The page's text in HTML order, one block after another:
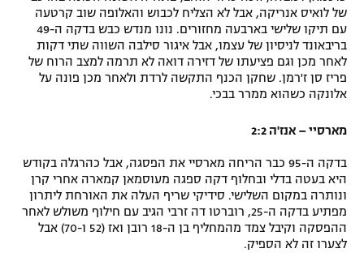
מדיניות פרטיות
תקנון פעילות ספורט 1
רשיון להקרנה פומבית לבית עסק
הצטרפות לחבילת הערוצים
לוח דרושים – ג'ובנט
אומנויות לחימה
גיימינג E-Sports
של לואיס אנריקה, אבל לא הצליח לכבוש והאלופה שוב קרטעה
עם תיקו שלישי בארבעה מחזורים. נונו מנדש כבש בדקה ה-49
בריבאונד לניסיון של עצמו, אבל איגור סילבה השווה שתי דקות
לאחר מכן וגם פציעתו של דזירה דואה לא תרמה למצב הרוח של
פריז סן ז'רמן. שחקן הכנף התקשה לרדת ולאחר מכן פונה על
אלונקה כשהוא ממרר בבכי.
מארסיי – אנז'ה 2:2
בדקה ה-95 כבר הריחה מארסיי את הפסגה, אבל כהרגלה בקודש
היא בעטה בדלי ובחלוף דקה ספגה מעוסמאן קמארה אחרי קרן
ונותרה במקום השלישי. סידיקי שריף העלה את האורחת ליתרון
מפתיע בדקה ה-25, רוברטו דה זרבי הגיב עם חילוף משולש לאחר
ההפסקה וקיבל צמד מהמחליף בן ה-18 רובן ואז (52 ו-70) אבל
לצערו זה לא הספיק.